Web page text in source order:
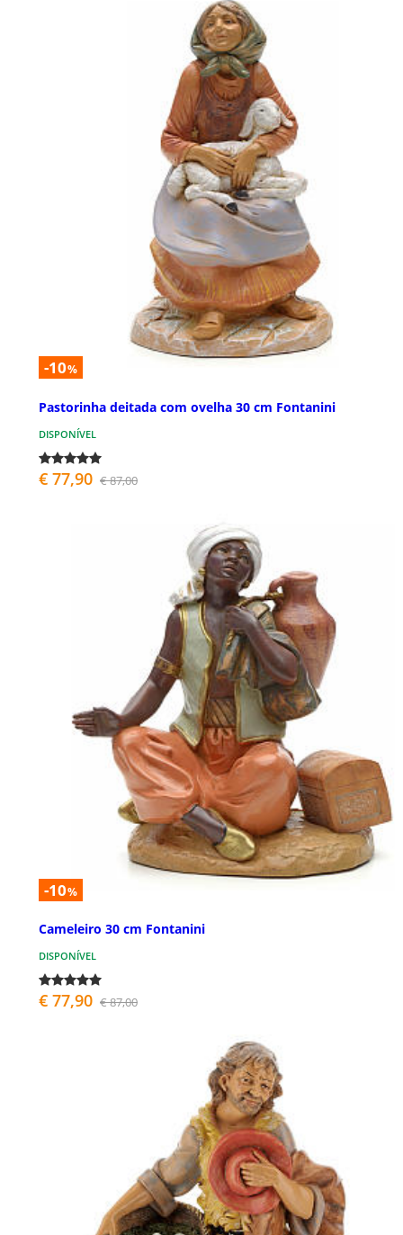
-10%
Pastorinha deitada com ovelha 30 cm Fontanini
DISPONÍVEL
€ 77,90 € 87,00
-10%
Cameleiro 30 cm Fontanini
DISPONÍVEL
€ 77,90 € 87,00